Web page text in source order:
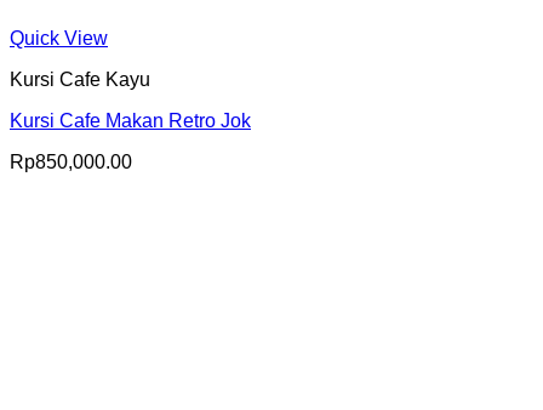
Quick View
Kursi Cafe Kayu
Kursi Cafe Makan Retro Jok
Rp850,000.00